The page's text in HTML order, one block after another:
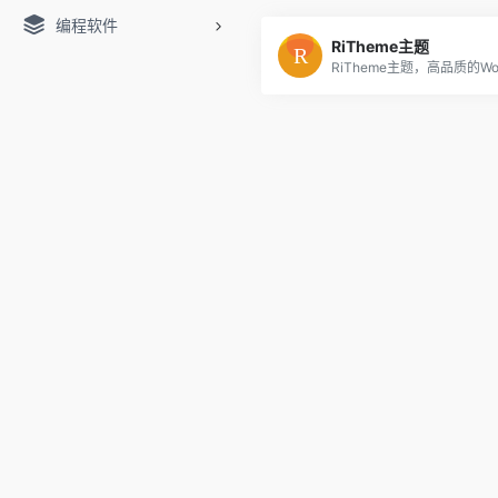
编程软件
RiTheme主题